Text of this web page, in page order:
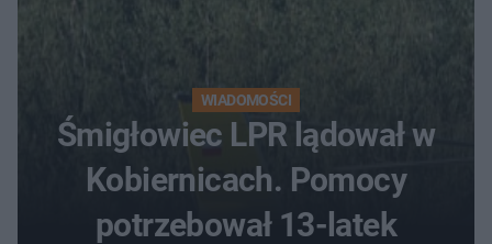
WIADOMOŚCI
Śmigłowiec LPR lądował w
Kobiernicach. Pomocy
potrzebował 13-latek